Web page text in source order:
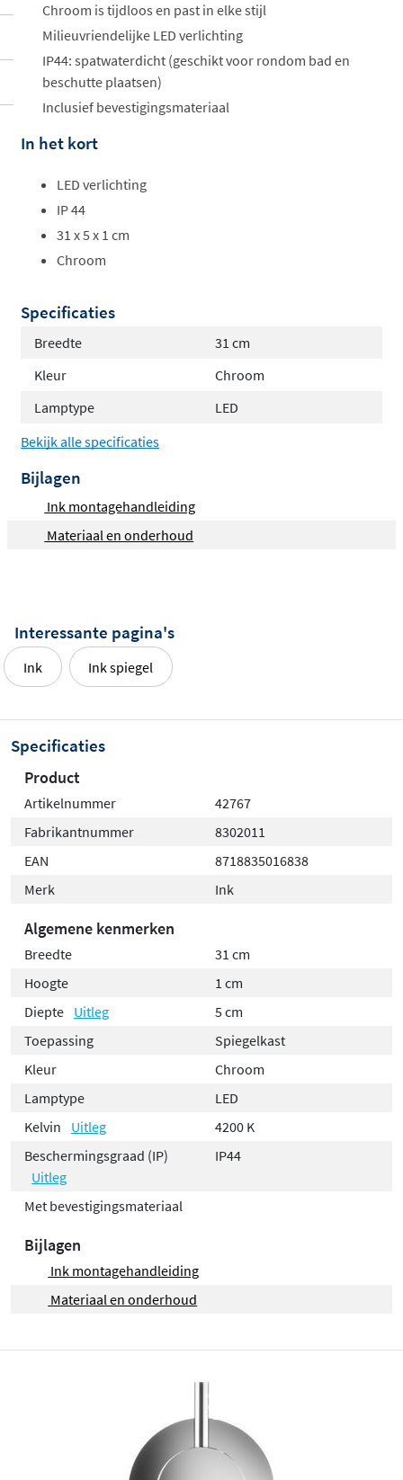
ophalen...
Chroom is tijdloos en past in elke stijl
Milieuvriendelijke LED verlichting
IP44: spatwaterdicht (geschikt voor rondom bad en
beschutte plaatsen)
Inclusief bevestigingsmateriaal
In het kort
LED verlichting
IP 44
31 x 5 x 1 cm
Chroom
Specificaties
Breedte
31 cm
Kleur
Chroom
Lamptype
LED
Bekijk alle specificaties
Bijlagen
Ink montagehandleiding
Materiaal en onderhoud
Interessante pagina's
Ink Ink spiegel
Specificaties
Product
Artikelnummer
42767
Fabrikantnummer
8302011
EAN
8718835016838
Merk
Ink
Algemene kenmerken
Breedte
31 cm
Hoogte
1 cm
Diepte Uitleg
5 cm
Toepassing
Spiegelkast
Kleur
Chroom
Lamptype
LED
Kelvin
Uitleg
4200 K
Beschermingsgraad (IP)
Uitleg
IP44
Met bevestigingsmateriaal
Bijlagen
Ink montagehandleiding
Materiaal en onderhoud